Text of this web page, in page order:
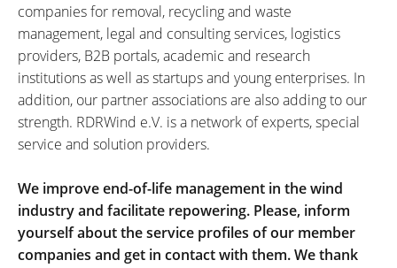
companies for removal, recycling and waste
management, legal and consulting services, logistics
providers, B2B portals, academic and research
institutions as well as startups and young enterprises. In
addition, our partner associations are also adding to our
strength. RDRWind e.V. is a network of experts, special
service and solution providers.
We improve end-of-life management in the wind
industry and facilitate repowering. Please, inform
yourself about the service profiles of our member
companies and get in contact with them. We thank